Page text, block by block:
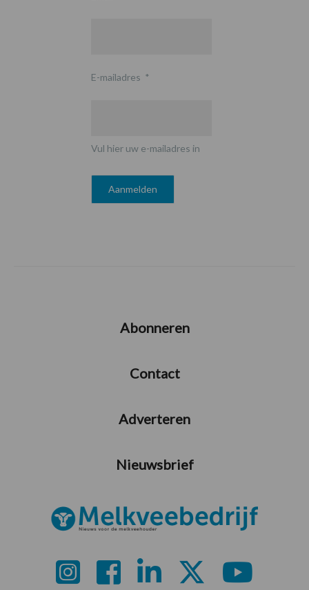
E-mailadres *
Vul hier uw e-mailadres in
Abonneren
Contact
Adverteren
Nieuwsbrief